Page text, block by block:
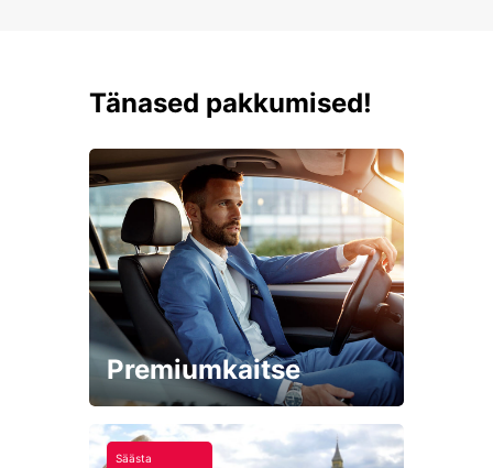
Tänased pakkumised!
Premiumkaitse
Säästa